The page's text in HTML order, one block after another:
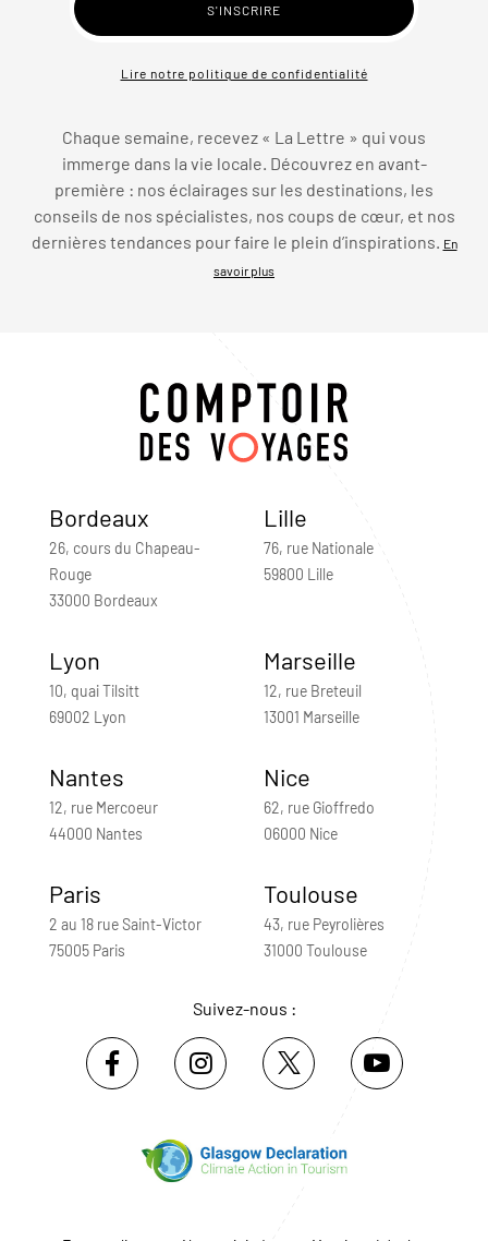
Lire notre politique de confidentialité
Chaque semaine, recevez « La Lettre » qui vous
immerge dans la vie locale. Découvrez en avant-
première : nos éclairages sur les destinations, les
conseils de nos spécialistes, nos coups de cœur, et nos
dernières tendances pour faire le plein d’inspirations. En
savoir plus
Bordeaux
26, cours du Chapeau-
Rouge
33000 Bordeaux
Lille
76, rue Nationale
59800 Lille
Lyon
10, quai Tilsitt
69002 Lyon
Marseille
12, rue Breteuil
13001 Marseille
Nantes
12, rue Mercoeur
44000 Nantes
Nice
62, rue Gioffredo
06000 Nice
Paris
2 au 18 rue Saint-Victor
75005 Paris
Toulouse
43, rue Peyrolières
31000 Toulouse
Suivez-nous :